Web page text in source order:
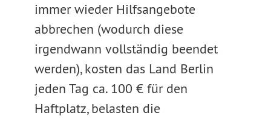
immer wieder Hilfsangebote
abbrechen (wodurch diese
irgendwann vollständig beendet
werden), kosten das Land Berlin
jeden Tag ca. 100 € für den
Haftplatz, belasten die